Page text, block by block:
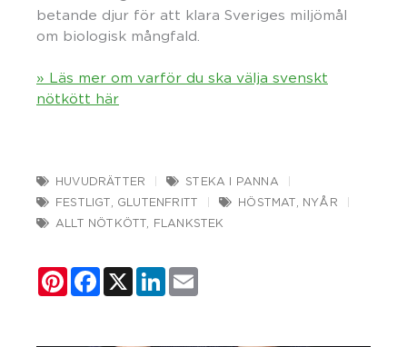
betande djur för att klara Sveriges miljömål
om biologisk mångfald.
» Läs mer om varför du ska välja svenskt
nötkött här
HUVUDRÄTTER
STEKA I PANNA
FESTLIGT
GLUTENFRITT HÖSTMAT
NYÅR
ALLT NÖTKÖTT
FLANKSTEK
PinterestFacebook
X LinkedIn